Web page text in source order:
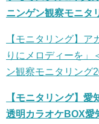
ニンゲン観察モニタ
【モニタリング】
りにメロディーを」
ン観察モニタリング
【モニタリング】
透明カラオケBOX愛